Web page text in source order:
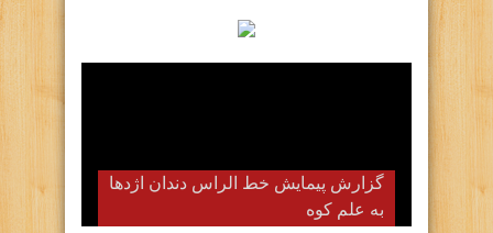
گزارش پیمایش خط الراس دندان اژدها
به علم کوه